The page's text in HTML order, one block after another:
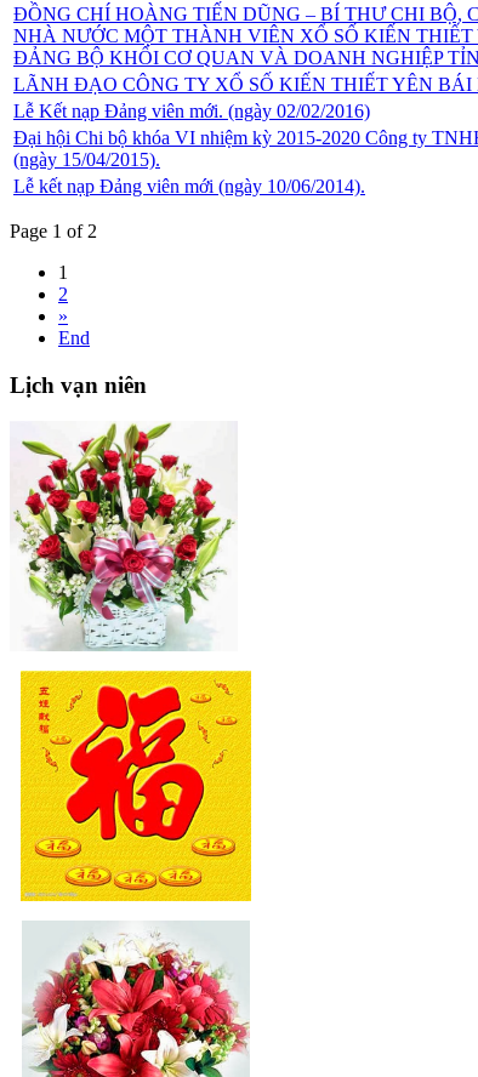
ĐỒNG CHÍ HOÀNG TIẾN DŨNG – BÍ THƯ CHI BỘ,
NHÀ NƯỚC MỘT THÀNH VIÊN XỔ SỐ KIẾN
ĐẢNG BỘ KHỐI CƠ QUAN VÀ DOANH NGHIỆP
LÃNH ĐẠO CÔNG TY XỔ SỐ KIẾN THIẾT YÊN
Lễ Kết nạp Đảng viên mới. (ngày 02/02/2016)
Đại hội Chi bộ khóa VI nhiệm kỳ 2015-2020 Công ty
(ngày 15/04/2015).
Lễ kết nạp Đảng viên mới (ngày 10/06/2014).
Page 1 of 2
1
2
»
End
Lịch vạn niên